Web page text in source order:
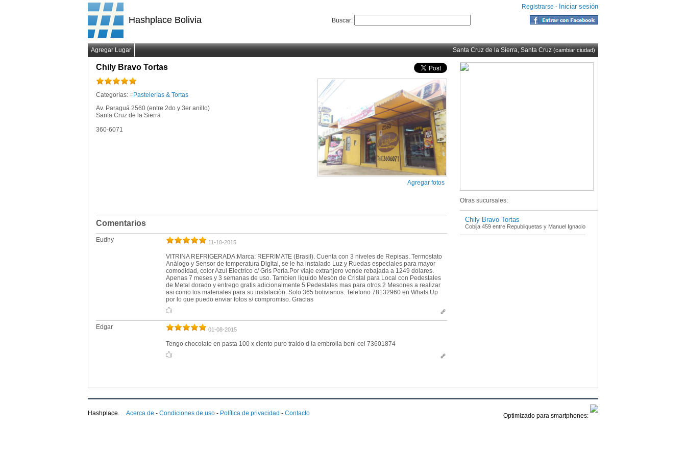
Hashplace Bolivia Buscar:
Registrarse - Iniciar sesión
Agregar Lugar Santa Cruz de la Sierra, Santa Cruz(cambiar ciudad)
Agregar fotos
Chily Bravo Tortas
Categorías: # Pastelerías & Tortas
Av. Paraguá 2560 (entre 2do y 3er anillo)
Santa Cruz de la Sierra
360-6071
Comentarios
Eudhy 11-10-2015
VITRINA REFRIGERADA:Marca: REFRIMATE (Brasil). Cuenta con 3 niveles de Repisas. Termostato
Anàlogo y Sensor de temperatura Digital, se le ha instalado Luz y Ruedas especiales para mayor
comodidad, color Azul Electrico c/ Gris Perla.Por viaje extranjero vende rebajada a 1249 dolares.
Apenas 7 meses y 3 semanas de uso. Tambien liquido Mesòn de Cristal para Local con Pedestales
de Metal dorado y entrego gratis adicionalmente 5 Pedestales mas para otros 2 Mesones a realizar
asi como los materiales para su instalaciòn. Solo 365 bolivianos. Telefono 78132960 en Whats Up
por lo que puedo enviar fotos s/ compromiso. Gracias
Edgar 01-08-2015
Tengo chocolate en pasta 100 x ciento puro traido d la embrolla beni cel 73601874
Otras sucursales:
Chily Bravo Tortas
Cobija 459 entre Republiquetas y Manuel Ignacio
Hashplace. Acerca de - Condiciones de uso - Política de privacidad - Contacto Optimizado para smartphones: